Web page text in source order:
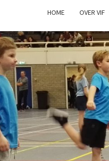
HOME OVER VIF